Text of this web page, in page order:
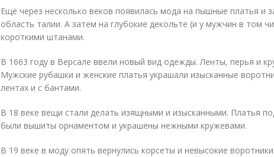
Ещё через несколько веков появилась мода на пышные платья и
область талии. А затем на глубокие декольте (и у мужчин в том
короткими штанами.
В 1663 году в Версале ввели новый вид одежды. Ленты, перья и
Мужские рубашки и женские платья украшали изысканные
лентах и с бантами.
В 18 веке вещи стали делать изящными и изысканными. Платья
были вышиты орнаментом и украшены нежными кружевами.
В 19 веке в моду опять вернулись корсеты и невысокие